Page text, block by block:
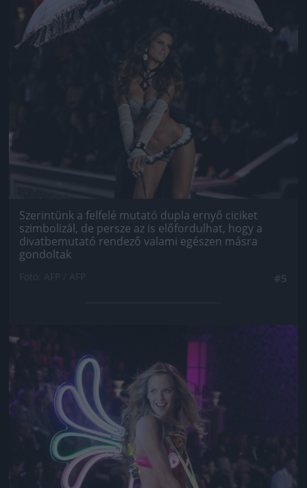
Szerintünk a felfelé mutató dupla ernyő ciciket
szimbolizál, de persze az is előfordulhat, hogy a
divatbemutató rendező valami egészen másra
gondoltak
Jön még kép!